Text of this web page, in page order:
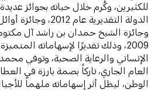
للكثيرين، وكُرم خلال حياته بجوائز
وجائزة الشيخ حمدان بن راشد آل
2009، وذلك تقديرًا لإسهاماته
الإنساني والرعاية الصحية، وتوفي
العام الجاري، تاركاً بصمة بارزة في
الوطن، ليظل أثر إسهاماته ملهماً